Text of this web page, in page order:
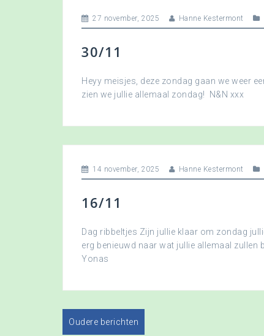
27 november, 2025 Hanne Kestermont
30/11
Heyy meisjes, deze zondag gaan we weer
zien we jullie allemaal zondag! N&N xxx
14 november, 2025 Hanne Kestermont
16/11
Dag ribbeltjes Zijn jullie klaar om zondag
erg benieuwd naar wat jullie allemaal zullen
Yonas
Oudere berichten